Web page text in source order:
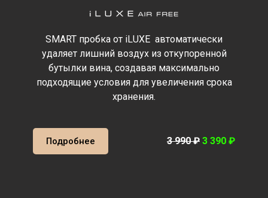
SMART пробка от iLUXE автоматически
удаляет лишний воздух из откупоренной
бутылки вина, создавая максимально
подходящие условия для увеличения срока
хранения.
Подробнее 3 990₽ 3 390 ₽